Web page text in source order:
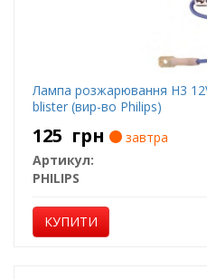
Лампа розжарювання H3
blister (вир-во Philips)
125 грн
завтра
Артикул:
PHILIPS
КУПИТИ